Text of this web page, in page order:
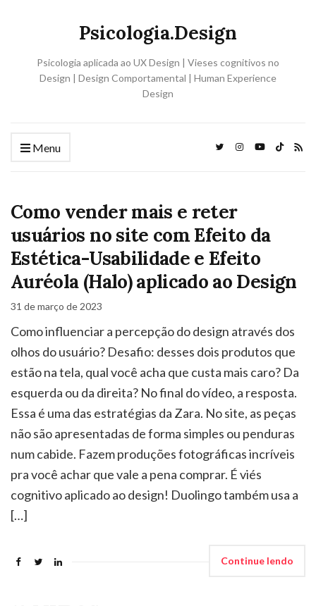
Psicologia.Design
Psicologia aplicada ao UX Design | Vieses cognitivos no
Design | Design Comportamental | Human Experience
Design
Menu
Como vender mais e reter
usuários no site com Efeito da
Estética-Usabilidade e Efeito
Auréola (Halo) aplicado ao Design
31 de março de 2023
Como influenciar a percepção do design através dos
olhos do usuário? Desafio: desses dois produtos que
estão na tela, qual você acha que custa mais caro? Da
esquerda ou da direita? No final do vídeo, a resposta.
Essa é uma das estratégias da Zara. No site, as peças
não são apresentadas de forma simples ou penduras
num cabide. Fazem produções fotográficas incríveis
pra você achar que vale a pena comprar. É viés
cognitivo aplicado ao design! Duolingo também usa a
[…]
Continue lendo